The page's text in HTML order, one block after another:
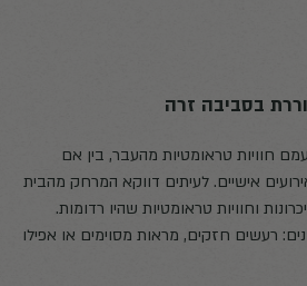
בסביבה זרה
חוויות טראומטיות מהעבר, בין אם
אישיים. לעיתים דווקא המרחק מהבית
וחוויות טראומטיות שהיו רדומות.
רעשים חזקים, מראות מסוימים או אפילו